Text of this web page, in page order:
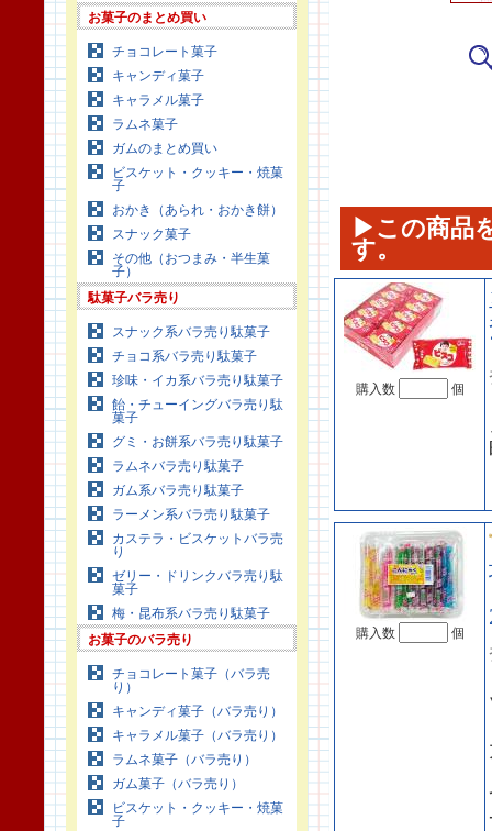
お菓子のまとめ買い
チョコレート菓子
キャンディ菓子
キャラメル菓子
ラムネ菓子
ガムのまとめ買い
ビスケット・クッキー・焼菓
子
おかき（あられ・おかき餅）
スナック菓子
その他（おつまみ・半生菓
子）
駄菓子バラ売り
スナック系バラ売り駄菓子
チョコ系バラ売り駄菓子
珍味・イカ系バラ売り駄菓子
飴・チューイングバラ売り駄
菓子
グミ・お餅系バラ売り駄菓子
ラムネバラ売り駄菓子
ガム系バラ売り駄菓子
ラーメン系バラ売り駄菓子
カステラ・ビスケットバラ売
り
ゼリー・ドリンクバラ売り駄
菓子
梅・昆布系バラ売り駄菓子
お菓子のバラ売り
チョコレート菓子（バラ売
り）
キャンディ菓子（バラ売り）
キャラメル菓子（バラ売り）
ラムネ菓子（バラ売り）
ガム菓子（バラ売り）
ビスケット・クッキー・焼菓
子
▶この商品
す。
購入数 個
購入数 個